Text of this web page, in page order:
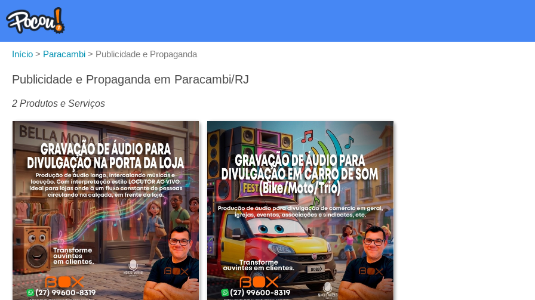
Início > Paracambi > Publicidade e Propaganda
Publicidade e Propaganda em Paracambi/RJ
2 Produtos e Serviços